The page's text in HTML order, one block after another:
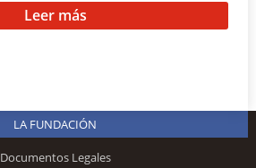
Leer más
LA FUNDACIÓN
Documentos Legales